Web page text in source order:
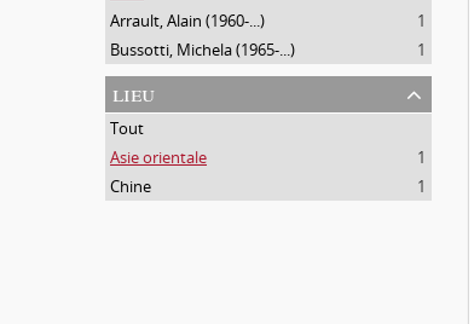
Arrault, Alain (1960-...)
1
Bussotti, Michela (1965-...)
1
lieu
Tout
Asie orientale
1
Chine
1